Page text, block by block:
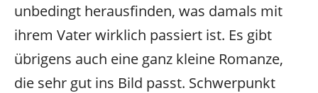
unbedingt herausfinden, was damals mit
ihrem Vater wirklich passiert ist. Es gibt
übrigens auch eine ganz kleine Romanze,
die sehr gut ins Bild passt. Schwerpunkt